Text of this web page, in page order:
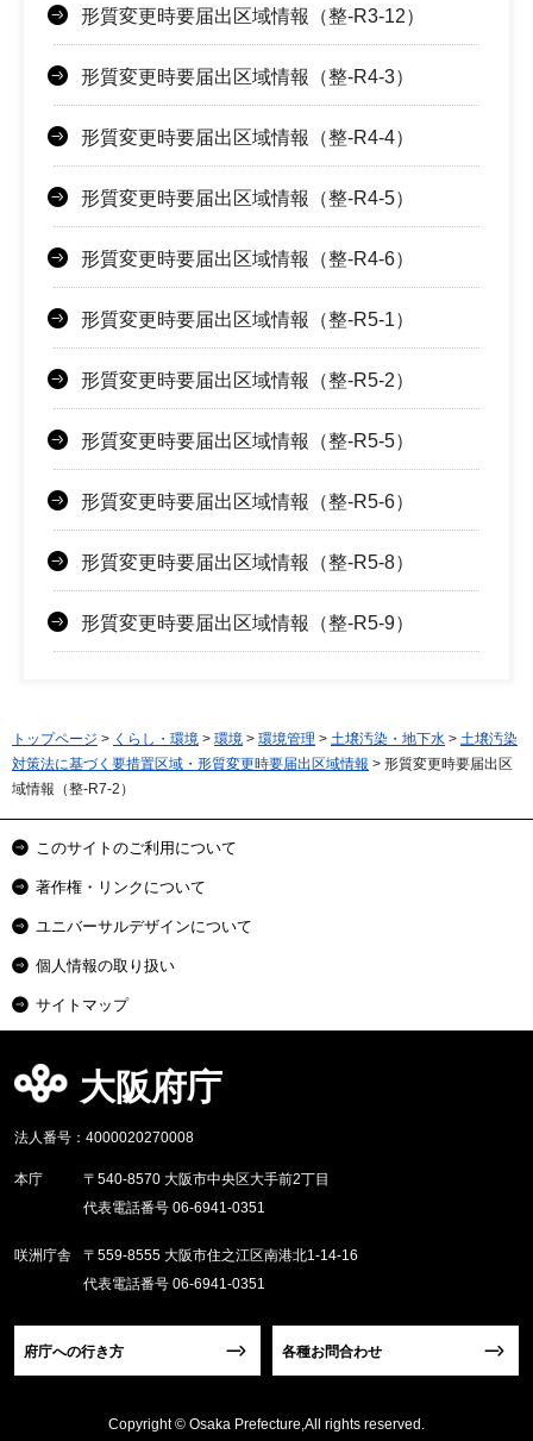
形質変更時要届出区域情報（整-R3-12）
形質変更時要届出区域情報（整-R4-3）
形質変更時要届出区域情報（整-R4-4）
形質変更時要届出区域情報（整-R4-5）
形質変更時要届出区域情報（整-R4-6）
形質変更時要届出区域情報（整-R5-1）
形質変更時要届出区域情報（整-R5-2）
形質変更時要届出区域情報（整-R5-5）
形質変更時要届出区域情報（整-R5-6）
形質変更時要届出区域情報（整-R5-8）
形質変更時要届出区域情報（整-R5-9）
トップページ > くらし・環境 > 環境 > 環境管理 > 土壌汚染・地下水 > 土壌汚染
対策法に基づく要措置区域・形質変更時要届出区域情報 > 形質変更時要届出区
域情報（整-R7-2）
このサイトのご利用について
著作権・リンクについて
ユニバーサルデザインについて
個人情報の取り扱い
サイトマップ
大阪府庁
法人番号：4000020270008
本庁
〒540-8570 大阪市中央区大手前2丁目
代表電話番号 06-6941-0351
咲洲庁舎
〒559-8555 大阪市住之江区南港北1-14-16
代表電話番号 06-6941-0351
府庁への行き方 各種お問合わせ
Copyright © Osaka Prefecture,All rights reserved.